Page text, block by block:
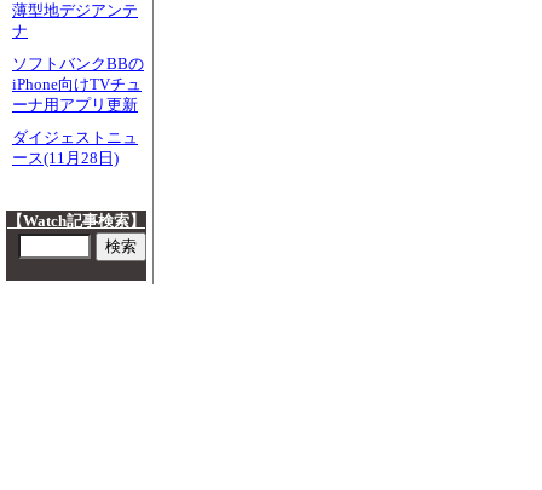
薄型地デジアンテ
ナ
ソフトバンクBBの
iPhone向けTVチュ
ーナ用アプリ更新
ダイジェストニュ
ース(11月28日)
【Watch記事検索】